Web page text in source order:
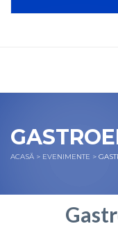
ACASĂ > EVENIMENTE >